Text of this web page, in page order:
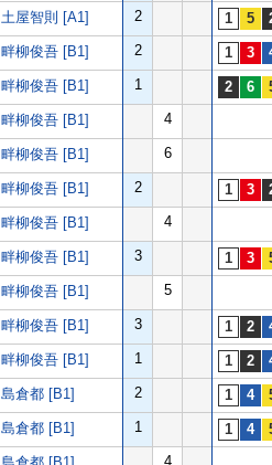
土屋智則 [A1] 2
畔柳俊吾 [B1] 2
畔柳俊吾 [B1] 1
畔柳俊吾 [B1] 4
畔柳俊吾 [B1] 6
畔柳俊吾 [B1] 2
畔柳俊吾 [B1] 4
畔柳俊吾 [B1] 3
畔柳俊吾 [B1] 5
畔柳俊吾 [B1] 3
畔柳俊吾 [B1] 1
島倉都 [B1] 2
島倉都 [B1] 1
4